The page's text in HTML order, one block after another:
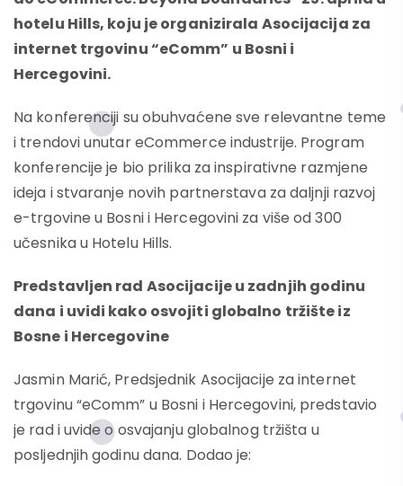
hotelu Hills, koju je organizirala Asocijacija za
internet trgovinu “eComm” u Bosni i
Hercegovini.
Na konferenciji su obuhvaćene sve relevantne teme
i trendovi unutar eCommerce industrije. Program
konferencije je bio prilika za inspirativne razmjene
ideja i stvaranje novih partnerstava za daljnji razvoj
e-trgovine u Bosni i Hercegovini za više od 300
učesnika u Hotelu Hills.
Predstavljen rad Asocijacije u zadnjih godinu
dana i uvidi kako osvojiti globalno tržište iz
Bosne i Hercegovine
Jasmin Marić, Predsjednik Asocijacije za internet
trgovinu “eComm” u Bosni i Hercegovini, predstavio
je rad i uvide o osvajanju globalnog tržišta u
posljednjih godinu dana. Dodao je: